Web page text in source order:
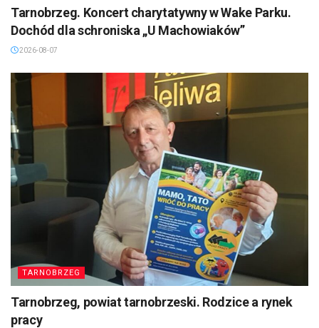
Tarnobrzeg. Koncert charytatywny w Wake Parku.
Dochód dla schroniska „U Machowiaków”
2026-08-07
TARNOBRZEG
Tarnobrzeg, powiat tarnobrzeski. Rodzice a rynek
pracy